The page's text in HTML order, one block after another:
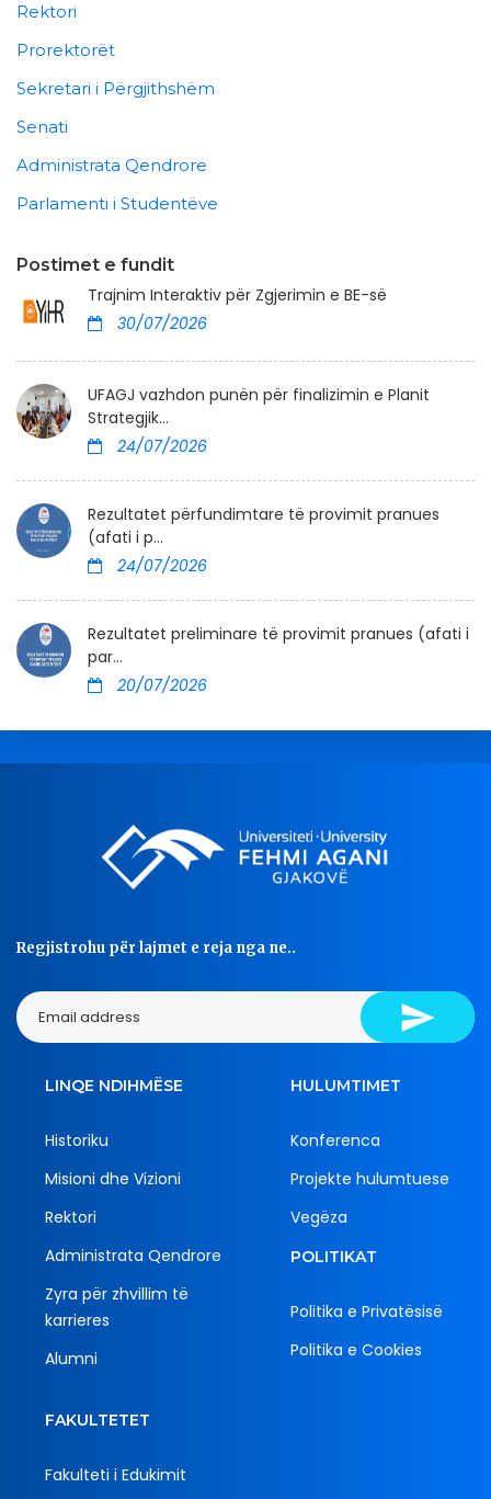
Rektori
Prorektorët
Sekretari i Përgjithshëm
Senati
Administrata Qendrore
Parlamenti i Studentëve
Postimet e fundit
Trajnim Interaktiv për Zgjerimin e BE-së
30/07/2026
UFAGJ vazhdon punën për finalizimin e Planit
Strategjik...
24/07/2026
Rezultatet përfundimtare të provimit pranues
(afati i p...
24/07/2026
Rezultatet preliminare të provimit pranues (afati i
par...
20/07/2026
Regjistrohu për lajmet e reja nga ne..
LINQE NDIHMËSE
Historiku
Misioni dhe Vizioni
Rektori
Administrata Qendrore
Zyra për zhvillim të
karrieres
Alumni
HULUMTIMET
Konferenca
Projekte hulumtuese
Vegëza
POLITIKAT
Politika e Privatësisë
Politika e Cookies
FAKULTETET
Fakulteti i Edukimit